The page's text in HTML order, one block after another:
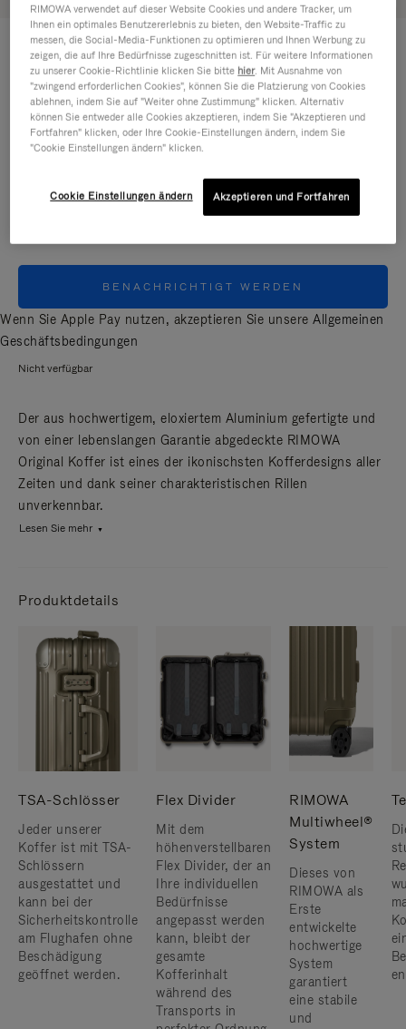
ORIGINAL
Cabin €1.200,00
Größentabelle
Größe
Cabin 55 x 40 x 23 cm
Titanium
BENACHRICHTIGT WERDEN
Wenn Sie Apple Pay nutzen, akzeptieren Sie unsere Allgemeinen
Geschäftsbedingungen
Nicht verfügbar
Der aus hochwertigem, eloxiertem Aluminium gefertigte und
von einer lebenslangen Garantie abgedeckte RIMOWA
Original Koffer ist eines der ikonischsten Kofferdesigns aller
Zeiten und dank seiner charakteristischen Rillen
unverkennbar.
Lesen Sie mehr
Produktdetails
TSA-Schlösser
Jeder unserer
Koffer ist mit TSA-
Schlössern
ausgestattet und
kann bei der
Sicherheitskontrolle
am Flughafen ohne
Beschädigung
geöffnet werden.
Flex Divider
Mit dem
höhenverstellbaren
Flex Divider, der an
Ihre individuellen
Bedürfnisse
angepasst werden
kann, bleibt der
gesamte
Kofferinhalt
während des
Transports in
RIMOWA
Multiwheel®
System
Dieses von
RIMOWA als
Erste
entwickelte
hochwertige
System
garantiert
eine stabile
und
RIMOWA verwendet auf dieser Website Cookies und andere Tracker, um
Ihnen ein optimales Benutzererlebnis zu bieten, den Website-Traffic zu
messen, die Social-Media-Funktionen zu optimieren und Ihnen Werbung zu
zeigen, die auf Ihre Bedürfnisse zugeschnitten ist. Für weitere Informationen
zu unserer Cookie-Richtlinie klicken Sie bitte hier. Mit Ausnahme von
"zwingend erforderlichen Cookies", können Sie die Platzierung von Cookies
ablehnen, indem Sie auf "Weiter ohne Zustimmung" klicken. Alternativ
können Sie entweder alle Cookies akzeptieren, indem Sie "Akzeptieren und
Fortfahren" klicken, oder Ihre Cookie-Einstellungen ändern, indem Sie
"Cookie Einstellungen ändern" klicken.
Cookie Einstellungen ändern Akzeptieren und Fortfahren